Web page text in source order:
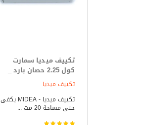
تكييف ميديا سمارت
كول 2.25 حصان بارد _
ساخن
تكييف ميديا
تكييف ميديا - MIDEA يكفى
حتي مساحة 20 مت ...